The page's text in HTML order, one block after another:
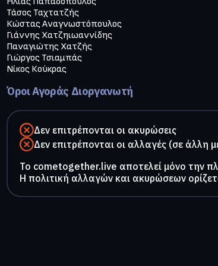
Τάσος Ταχτατζής
Κώστας Αναγνωστόπουλος
Γιάννης Χατζηιωαννίδης
Παναγιώτης Χατζής
Γιώργος Τσιαμπάς
Νίκος Κούκρας
Όροι Αγοράς Διοργανωτή
Δεν επιτρέπονται οι ακυρώσεις
Δεν επιτρέπονται οι αλλαγές (σε άλλη
To cometogether.live αποτελεί μόνο την
Η πολιτική αλλαγών και ακυρώσεων